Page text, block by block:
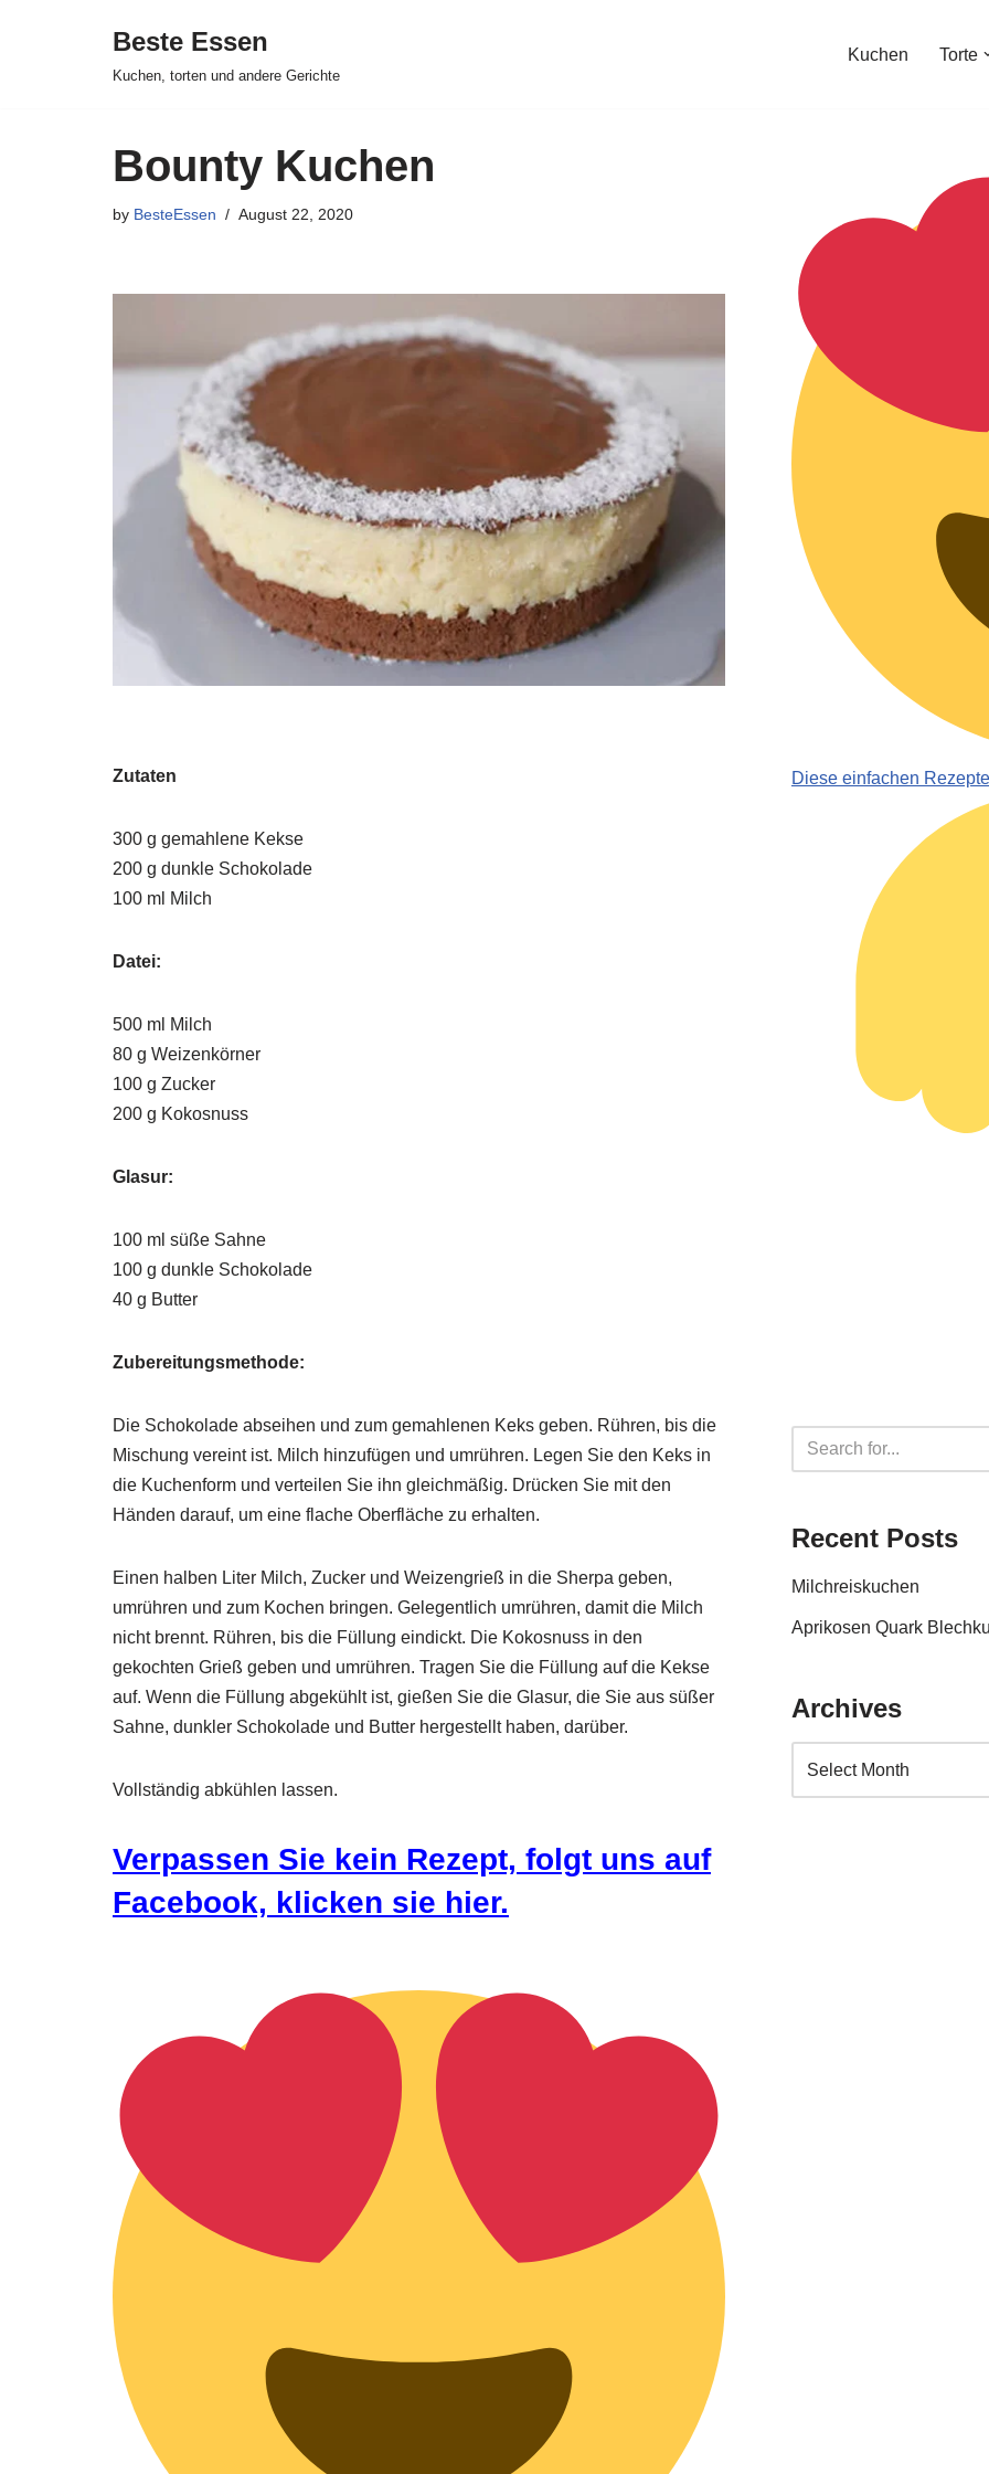
Beste Essen
Kuchen, torten und andere Gerichte
Kuchen Torte
Bounty Kuchen
by BesteEssen August 22, 2020
Zutaten
300 g gemahlene Kekse
200 g dunkle Schokolade
100 ml Milch
Datei:
500 ml Milch
80 g Weizenkörner
100 g Zucker
200 g Kokosnuss
Glasur:
100 ml süße Sahne
100 g dunkle Schokolade
40 g Butter
Zubereitungsmethode:
Die Schokolade abseihen und zum gemahlenen Keks geben. Rühren, bis die
Mischung vereint ist. Milch hinzufügen und umrühren. Legen Sie den Keks in
die Kuchenform und verteilen Sie ihn gleichmäßig. Drücken Sie mit den
Händen darauf, um eine flache Oberfläche zu erhalten.
Einen halben Liter Milch, Zucker und Weizengrieß in die Sherpa geben,
umrühren und zum Kochen bringen. Gelegentlich umrühren, damit die Milch
nicht brennt. Rühren, bis die Füllung eindickt. Die Kokosnuss in den
gekochten Grieß geben und umrühren. Tragen Sie die Füllung auf die Kekse
auf. Wenn die Füllung abgekühlt ist, gießen Sie die Glasur, die Sie aus süßer
Sahne, dunkler Schokolade und Butter hergestellt haben, darüber.
Vollständig abkühlen lassen.
Verpassen Sie kein Rezept, folgt uns auf
Facebook, klicken sie hier.
Diese einfachen
Recent Posts
Milchreiskuchen
Aprikosen Quark
Archives